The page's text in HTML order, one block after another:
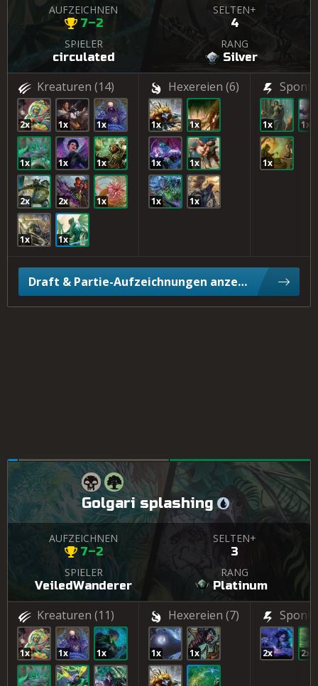
AUFZEICHNEN
7–2
SELTEN+
4
SPIELER
circulated
RANG
Silver
Kreaturen (14)
2x 1x 1x
1x 1x 1x
2x 2x 1x
1x 1x
Hexereien (6)
1x 1x
1x 1x
1x 1x
1x 1x
1x
Draft & Partie-Aufzeichnungen anzeigen
Golgari splashing
AUFZEICHNEN
7–2
SELTEN+
3
SPIELER
VeiledWanderer
RANG
Platinum
Kreaturen (11)
1x 1x 1x
Hexereien (7)
1x 1x 2x 2x